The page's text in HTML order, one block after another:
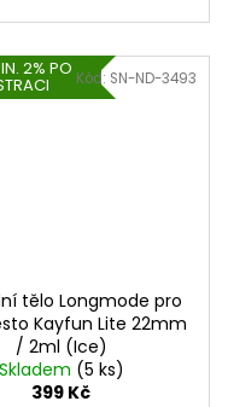
2% PO
tělo Longmode pro
Kayfun Lite 22mm
/ 2ml (Ice)
Skladem (5 ks)
399 Kč
Kód: SN-ND-3493